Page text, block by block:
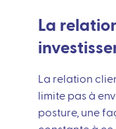
La
La relation
limite pas à
posture, une